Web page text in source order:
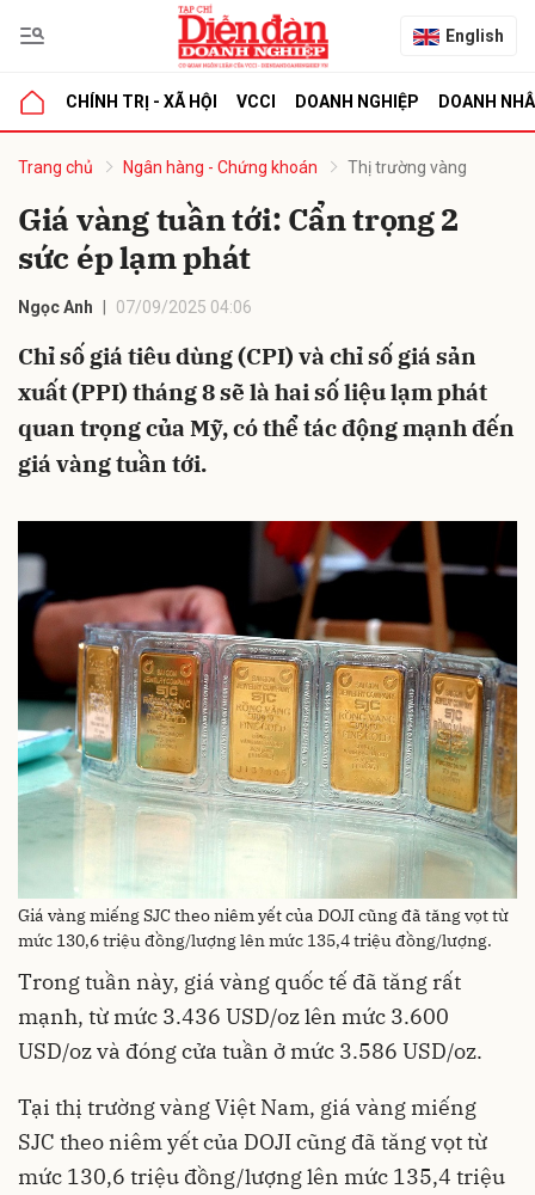
English
CHÍNH TRỊ - XÃ HỘI VCCI DOANH NGHIỆP DOANH
Trang chủ Ngân hàng - Chứng khoán Thị trường vàng
Giá vàng tuần tới: Cẩn trọng 2
sức ép lạm phát
Ngọc Anh 07/09/2025 04:06
Chỉ số giá tiêu dùng (CPI) và chỉ số giá sản
xuất (PPI) tháng 8 sẽ là hai số liệu lạm phát
quan trọng của Mỹ, có thể tác động mạnh đến
giá vàng tuần tới.
Giá vàng miếng SJC theo niêm yết của DOJI cũng đã tăng vọt từ
mức 130,6 triệu đồng/lượng lên mức 135,4 triệu đồng/lượng.
Trong tuần này, giá vàng quốc tế đã tăng rất
mạnh, từ mức 3.436 USD/oz lên mức 3.600
USD/oz và đóng cửa tuần ở mức 3.586 USD/oz.
Tại thị trường vàng Việt Nam, giá vàng miếng
SJC theo niêm yết của DOJI cũng đã tăng vọt từ
mức 130,6 triệu đồng/lượng lên mức 135,4 triệu
luận
Hủy